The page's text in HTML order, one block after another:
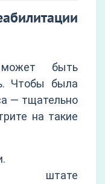
быть
Чтобы была
— тщательно
на такие
штате